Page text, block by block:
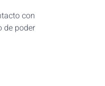
con
de poder